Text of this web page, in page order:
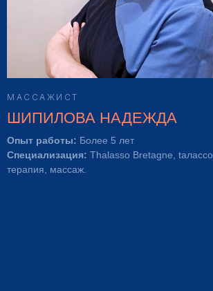
МАССАЖИСТ
ШИПИЛОВА НАДЕЖДА
Опыт работы: Более 5 лет
Специализация: Thalasso Bretagne, tалассо
терапия, массаж.